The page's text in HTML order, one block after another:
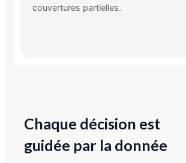
couvertures partielles.
Chaque décision est
guidée par la donnée